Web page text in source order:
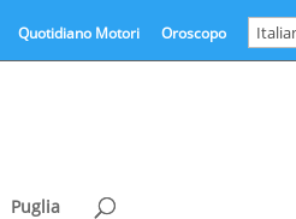
Quotidiano Motori Oroscopo
Puglia